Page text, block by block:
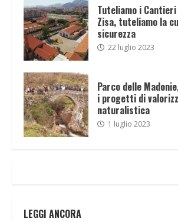
Tuteliamo i
Zisa, tuteliamo la
sicurezza
22 luglio 2023
Parco delle
i progetti di
naturalistica
1 luglio 2023
LEGGI ANCORA